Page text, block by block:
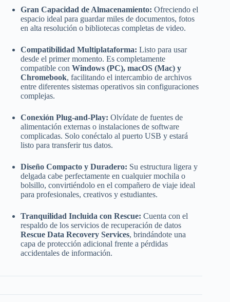
Gran Capacidad de Almacenamiento: Ofreciendo el
espacio ideal para guardar miles de documentos, fotos
en alta resolución o bibliotecas completas de video.
Compatibilidad Multiplataforma: Listo para usar
desde el primer momento. Es completamente
compatible con Windows (PC), macOS (Mac) y
Chromebook, facilitando el intercambio de archivos
entre diferentes sistemas operativos sin configuraciones
complejas.
Conexión Plug-and-Play: Olvídate de fuentes de
alimentación externas o instalaciones de software
complicadas. Solo conéctalo al puerto USB y estará
listo para transferir tus datos.
Diseño Compacto y Duradero: Su estructura ligera y
delgada cabe perfectamente en cualquier mochila o
bolsillo, convirtiéndolo en el compañero de viaje ideal
para profesionales, creativos y estudiantes.
Tranquilidad Incluida con Rescue: Cuenta con el
respaldo de los servicios de recuperación de datos
Rescue Data Recovery Services, brindándote una
capa de protección adicional frente a pérdidas
accidentales de información.